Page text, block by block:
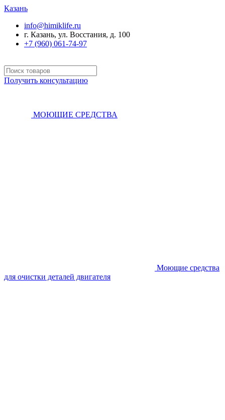
Казань
info@himiklife.ru
г. Казань, ул. Восстания, д. 100
+7 (960) 061-74-97
Получить консультацию
МОЮЩИЕ СРЕДСТВА
Моющие средства
для очистки деталей двигателя